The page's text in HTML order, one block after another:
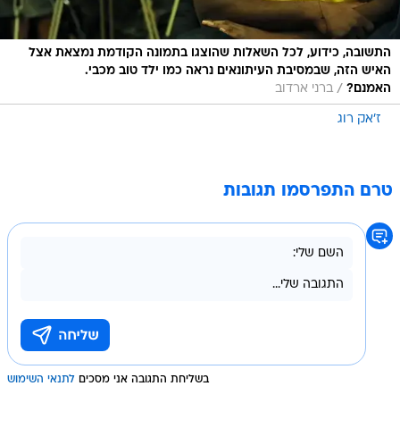
התשובה, כידוע, לכל השאלות שהוצגו בתמונה הקודמת נמצאת אצל
האיש הזה, שבמסיבת העיתונאים נראה כמו ילד טוב מכבי.
האמנם? / ברני ארדוב
ז'אק רוג
טרם התפרסמו תגובות
בשליחת התגובה אני מסכים לתנאי השימוש